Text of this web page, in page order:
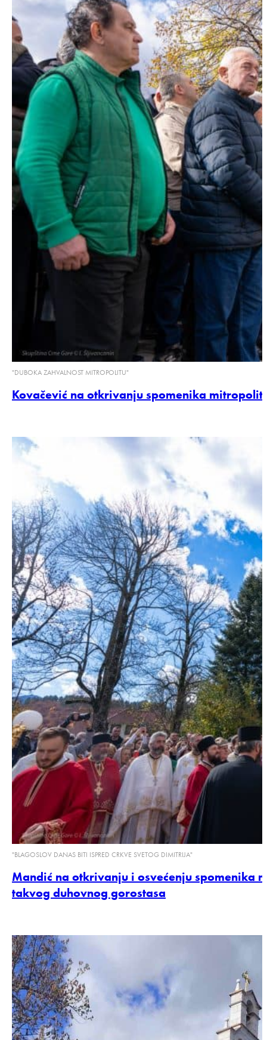
"DUBOKA ZAHVALNOST MITROPOLITU"
Kovačević na otkrivanju spomenika
"BLAGOSLOV DANAS BITI ISPRED CRKVE SVETOG DIMITRIJA"
Mandić na otkrivanju i osvećenju spomenika
takvog duhovnog gorostasa